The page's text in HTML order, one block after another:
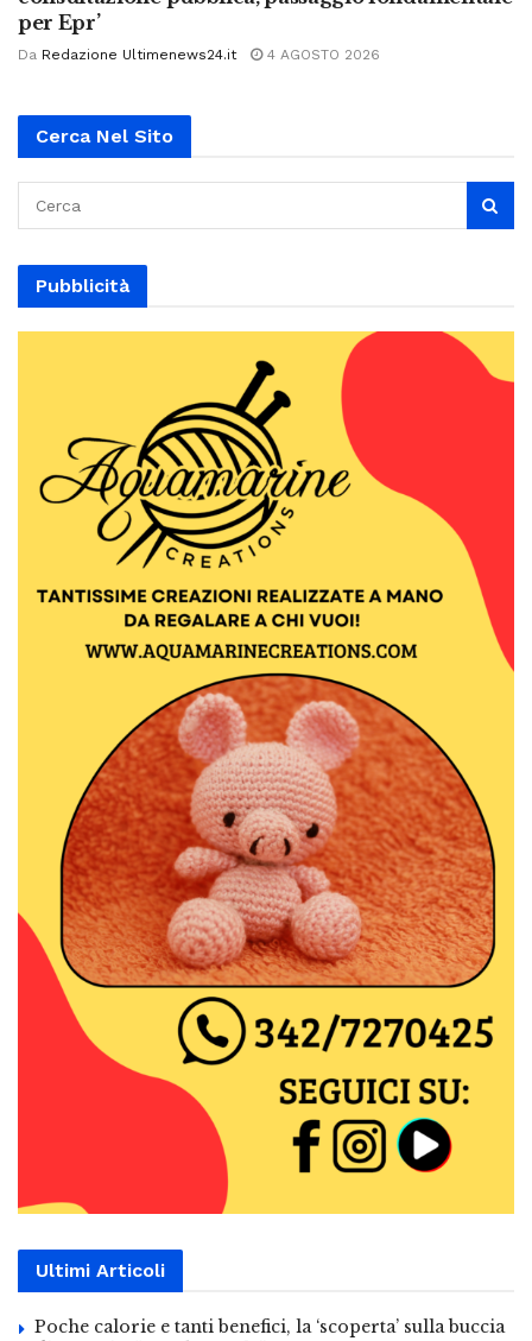
per Epr’
Da Redazione Ultimenews24.it 4 AGOSTO 2026
Cerca Nel Sito
Pubblicità
Ultimi Articoli
Poche calorie e tanti benefici, la ‘scoperta’ sulla buccia